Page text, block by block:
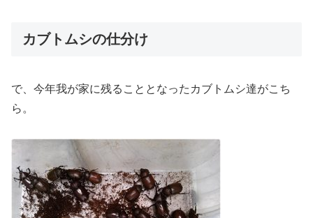
カブトムシの仕分け
で、今年我が家に残ることとなったカブトムシ達がこち
ら。